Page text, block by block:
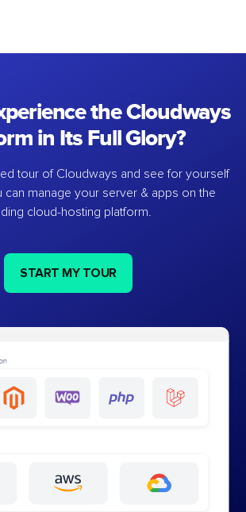
the Cloudways
in Its Full Glory?
tour of Cloudways and see for yourself
can manage your server & apps on the
cloud-hosting platform.
START MY TOUR